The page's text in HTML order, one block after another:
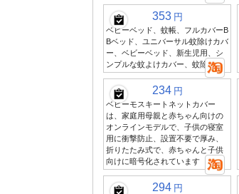
353 円
ベビーベッド、蚊帳、フルカバーB
Bベッド、ユニバーサル蚊除けカバ
ー、ベビーベッド、新生児用、シ
ンプルな蚊よけカバー、蚊除け
234 円
ベビーモスキートネットカバー
は、家庭用母親と赤ちゃん向けの
オンラインモデルで、子供の寝室
用に衝撃防止、設置不要で厚み、
折りたたみ式で、赤ちゃんと子供
向けに暗号化されています
294 円